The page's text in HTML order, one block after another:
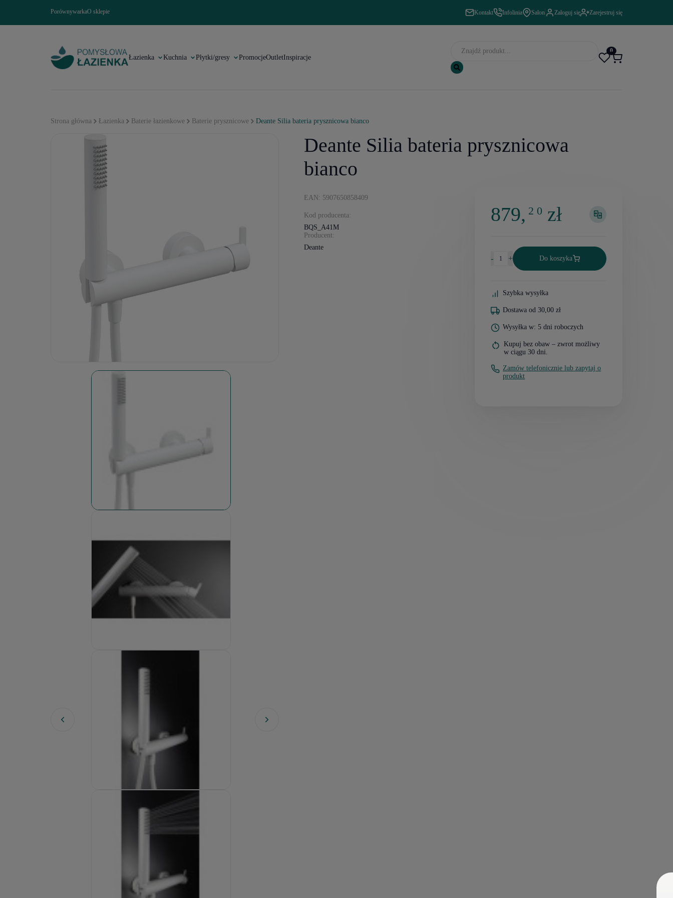
PorównywarkaO sklepie Kontakt Infolinia Salon Zaloguj się Zarejestruj się
Łazienka Kuchnia Płytki/gresy PromocjeOutletInspiracje
0
Strona główna Łazienka Baterie łazienkowe Baterie prysznicowe Deante Silia bateria prysznicowa bianco
Deante Silia bateria prysznicowa
bianco
EAN: 5907650858409
Kod producenta:
BQS_A41M
Producent:
Deante
879,2 0 zł
- + Do koszyka
Szybka wysyłka
Dostawa od 30,00 zł
Wysyłka w: 5 dni roboczych
Kupuj bez obaw – zwrot możliwy
w ciągu 30 dni.
Zamów telefonicznie lub zapytaj o
produkt